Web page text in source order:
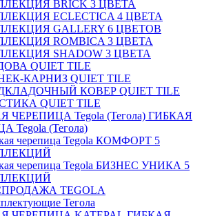
BRICK 3 ЦВЕТА
ECLECTICA 4 ЦВЕТА
GALLERY 6 ЦВЕТОВ
ROMBICA 3 ЦВЕТА
SHADOW 3 ЦВЕТА
QUIET TILE
КАРНИЗ QUIET TILE
КОВЕР QUIET TILE
QUIET TILE
ГИБКАЯ
Tegola (Тегола)
черепица Tegola КОМФОРТ 5
черепица Tegola БИЗНЕС УНИКА 5
TEGOLA
Тегола